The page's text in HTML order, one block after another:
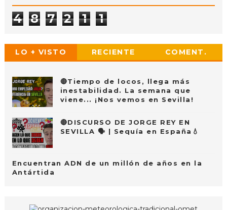
4 8 7 2 1 1
LO + VISTO RECIENTE COMENT.
🔴Tiempo de locos, llega más
inestabilidad. La semana que
viene... ¡Nos vemos en Sevilla!
🔴DISCURSO DE JORGE REY EN
SEVILLA 🗣 | Sequía en España💧
Encuentran ADN de un millón de años en la
Antártida